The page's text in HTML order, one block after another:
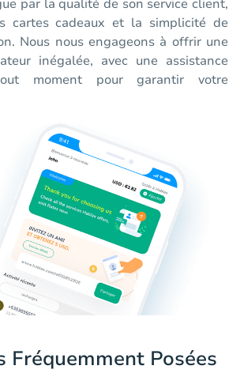
par la qualité de son service client,
cartes cadeaux et la simplicité de
Nous nous engageons à offrir une
inégalée, avec une assistance
moment pour garantir votre
Fréquemment Posées